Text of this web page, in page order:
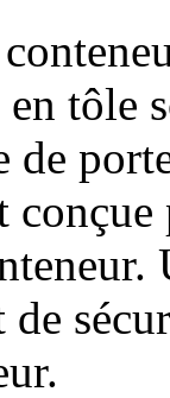
tôle
de